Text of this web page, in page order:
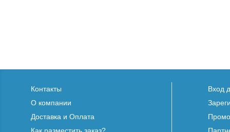
Контакты
О компании
Доставка и Оплата
Вход